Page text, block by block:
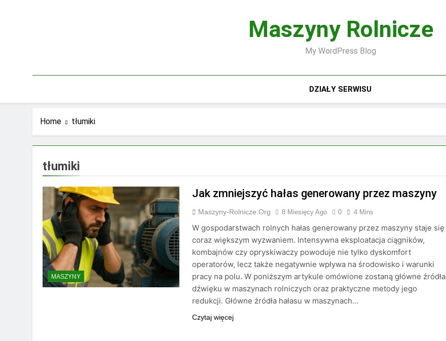
Maszyny Rolnicze
My WordPress Blog
DZIAŁY SERWISU
Home tłumiki
tłumiki
MASZYNY
Jak zmniejszyć hałas generowany przez maszyny
Maszyny-Rolnicze.org 8 Miesięcy Ago 0 4 Mins
W gospodarstwach rolnych hałas generowany przez maszyny staje się
coraz większym wyzwaniem. Intensywna eksploatacja ciągników,
kombajnów czy opryskiwaczy powoduje nie tylko dyskomfort
operatorów, lecz także negatywnie wpływa na środowisko i warunki
pracy na polu. W poniższym artykule omówione zostaną główne źródła
dźwięku w maszynach rolniczych oraz praktyczne metody jego
redukcji. Główne źródła hałasu w maszynach…
Czytaj więcej